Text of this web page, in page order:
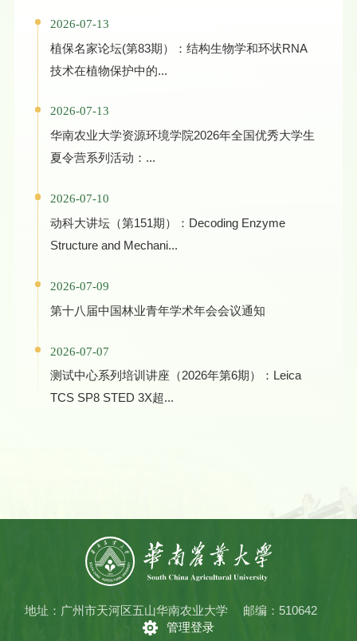
2026-07-13
植保名家论坛(第83期）：结构生物学和环状RNA
技术在植物保护中的...
2026-07-13
华南农业大学资源环境学院2026年全国优秀大学生
夏令营系列活动：...
2026-07-10
动科大讲坛（第151期）：Decoding Enzyme
Structure and Mechani...
2026-07-09
第十八届中国林业青年学术年会会议通知
2026-07-07
测试中心系列培训讲座（2026年第6期）：Leica
TCS SP8 STED 3X超...
地址：广州市天河区五山华南农业大学
邮编：510642
管理登录